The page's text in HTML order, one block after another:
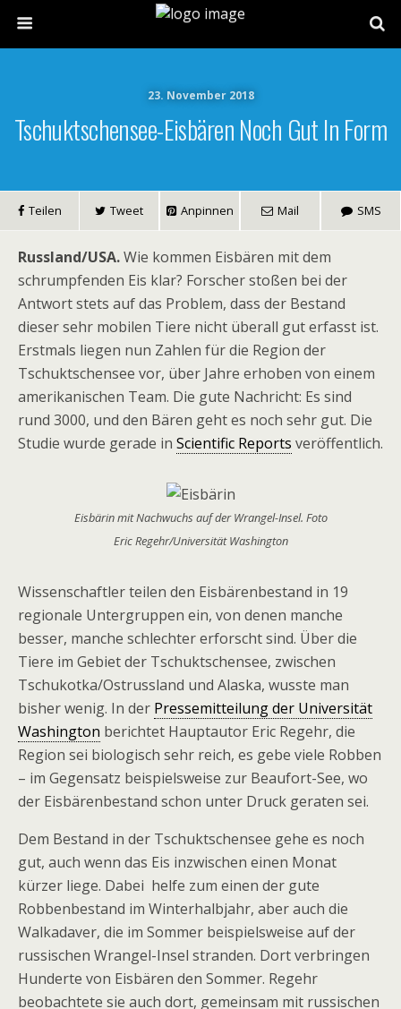
23. November 2018
Tschuktschensee-Eisbären Noch Gut In Form
Teilen Tweet Anpinnen Mail SMS
Russland/USA.Wie kommen Eisbären mit dem
schrumpfenden Eis klar? Forscher stoßen bei der
Antwort stets auf das Problem, dass der Bestand
dieser sehr mobilen Tiere nicht überall gut erfasst ist.
Erstmals liegen nun Zahlen für die Region der
Tschuktschensee vor, über Jahre erhoben von einem
amerikanischen Team. Die gute Nachricht: Es sind
rund 3000, und den Bären geht es noch sehr gut. Die
Studie wurde gerade in Scientific Reports veröffentlich.
Eisbärin mit Nachwuchs auf der Wrangel-Insel. Foto
Eric Regehr/Universität Washington
Wissenschaftler teilen den Eisbärenbestand in 19
regionale Untergruppen ein, von denen manche
besser, manche schlechter erforscht sind. Über die
Tiere im Gebiet der Tschuktschensee, zwischen
Tschukotka/Ostrussland und Alaska, wusste man
bisher wenig. In der Pressemitteilung der Universität
Washington berichtet Hauptautor Eric Regehr, die
Region sei biologisch sehr reich, es gebe viele Robben
– im Gegensatz beispielsweise zur Beaufort-See, wo
der Eisbärenbestand schon unter Druck geraten sei.
Dem Bestand in der Tschuktschensee gehe es noch
gut, auch wenn das Eis inzwischen einen Monat
kürzer liege. Dabei helfe zum einen der gute
Robbenbestand im Winterhalbjahr, aber auch die
Walkadaver, die im Sommer beispielsweise auf der
russischen Wrangel-Insel stranden. Dort verbringen
Hunderte von Eisbären den Sommer. Regehr
beobachtete sie auch dort, gemeinsam mit russischen